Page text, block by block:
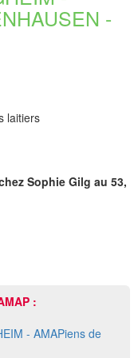
-
laitiers
Sophie Gilg au 53,
:
- AMAPiens de